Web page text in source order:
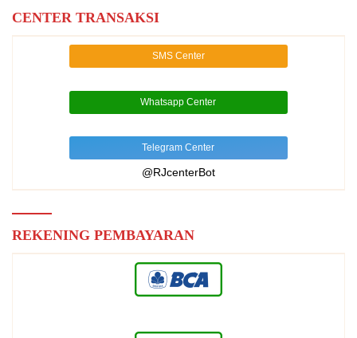
CENTER TRANSAKSI
SMS Center
Whatsapp Center
Telegram Center
@RJcenterBot
REKENING PEMBAYARAN